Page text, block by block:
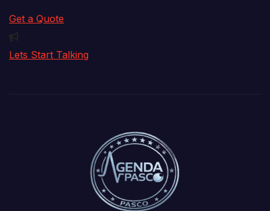
Get a Quote
Lets Start Talking